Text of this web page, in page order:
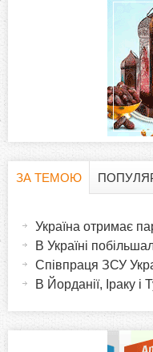
i
ЗА ТЕМОЮ
Україна отримає
В Україні
Співпраця ЗСУ
В Йорданії, Іраку